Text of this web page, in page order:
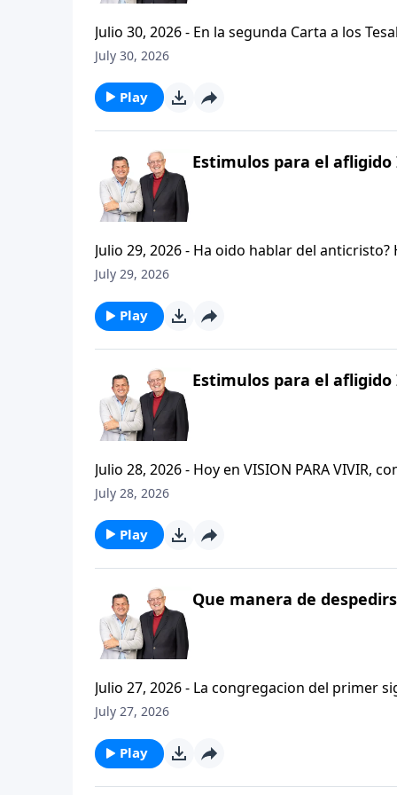
Julio 30, 2026 - En la segunda Carta a los
permanezcan firmes y aferrados a las
del mensaje que comenzamos hace un par
July 30, 2026
Play
Estimulos para el
Julio 29, 2026 - Ha oido hablar del
que se refiere la Biblia cuando usa la palabra
capitulo de 2 Tesalonicenses y escuchemos
AFLIGIDO.
July 29, 2026
Play
Estimulos para el afligido
Julio 28, 2026 - Hoy en VISION PARA
CRISTIANISMO FIRME: UN ESTUDIO DE 2
el pastor Carlos A. Zazueta titulo: "ESTIMULOS
July 28, 2026
Play
Que manera de
Julio 27, 2026 - La congregacion del primer
interpersonales cristianas y genuinas. Se afirmaban mutuamente. Daban cuentas de si mismos unos con
que significa desarrollar relaciones
July 27, 2026
Play